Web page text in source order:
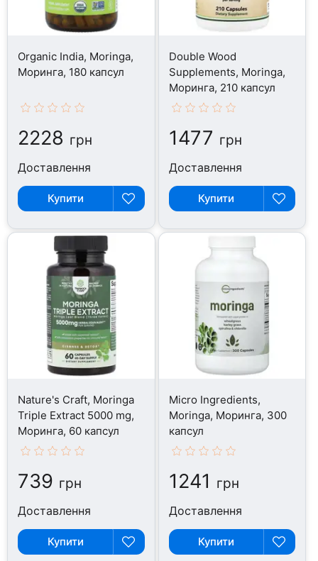
Organic India, Moringa,
Моринга, 180 капсул
2228 грн
Доставлення
Купити
Double Wood
Supplements, Moringa,
Моринга, 210 капсул
1477 грн
Доставлення
Купити
Nature's Craft, Moringa
Triple Extract 5000 mg,
Моринга, 60 капсул
739 грн
Доставлення
Купити
Micro Ingredients,
Moringa, Моринга, 300
капсул
1241 грн
Доставлення
Купити